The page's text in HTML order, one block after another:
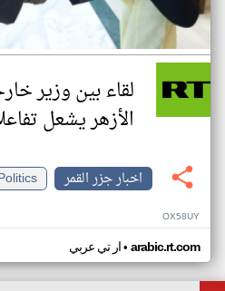
لقاء بين وزير
الأزهر يشعل
اخبار جزر القمر
OX58UY
ار تي عربي• arabic.rt.com